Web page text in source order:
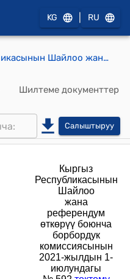
KG RU
Кыргыз Республикасынын Шайлоо жана референдум өткөрүү боюнча борбордук комиссиясынын Жарандык билим берүү жана шайлоо технологиялары борборунун УСТАВЫ (Кыргыз Республикасынын Шайлоо жана референдум өткөрүү боюнча борбордук комиссиясынын 2021-жылдын 1-июлундагы № 592 токтому менен бекитилген)
Шилтеме документтер
Салыштыруу